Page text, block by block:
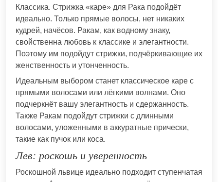
Классика. Стрижка «каре» для Рака подойдёт
идеально. Только прямые волосы, нет никаких
кудрей, начёсов. Ракам, как водному знаку,
свойственна любовь к классике и элегантности.
Поэтому им подойдут стрижки, подчёркивающие их
женственность и утонченность.
Идеальным выбором станет классическое каре с
прямыми волосами или лёгкими волнами. Оно
подчеркнёт вашу элегантность и сдержанность.
Также Ракам подойдут стрижки с длинными
волосами, уложенными в аккуратные прически,
такие как пучок или коса.
Лев: роскошь и уверенность
Роскошной львице идеально подходит ступенчатая